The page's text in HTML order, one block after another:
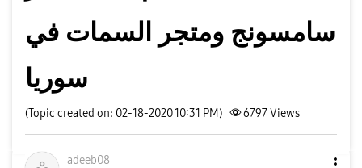
سامسونج ومتجر السمات في
سوريا
(Topic created on: 02-18-2020 10:31 PM) 6797Views
adeeb08